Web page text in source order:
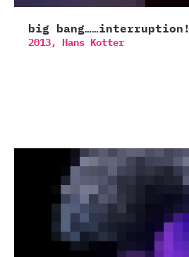
big bang……interruption!
2013, Hans Kotter